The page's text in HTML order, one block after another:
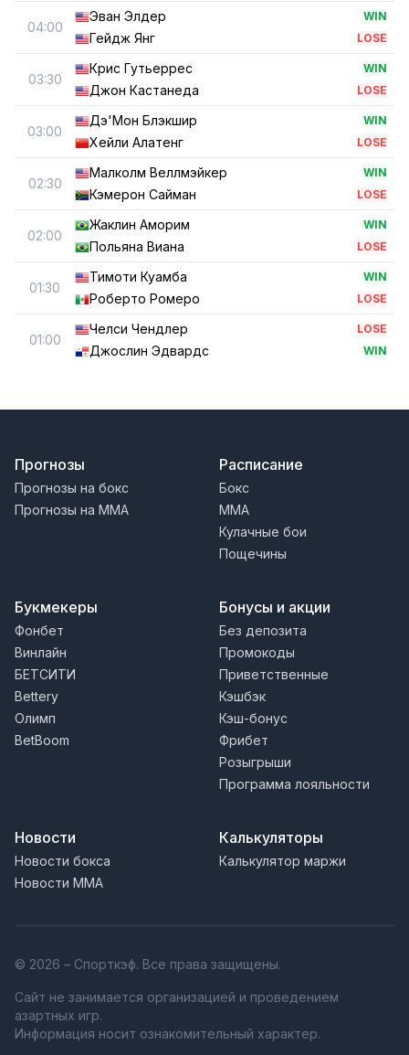
04:00
Эван Элдер WIN
Гейдж Янг LOSE
03:30
Крис Гутьеррес WIN
Джон Кастанеда LOSE
03:00
Дэ'Мон Блэкшир WIN
Хейли Алатенг LOSE
02:30
Малколм Веллмэйкер WIN
Кэмерон Сайман LOSE
02:00
Жаклин Аморим WIN
Польяна Виана LOSE
01:30
Тимоти Куамба WIN
Роберто Ромеро LOSE
01:00
Челси Чендлер LOSE
Джослин Эдвардс WIN
Прогнозы
Прогнозы на бокс
Прогнозы на MMA
Расписание
Бокс
MMA
Кулачные бои
Пощечины
Букмекеры
Фонбет
Винлайн
БЕТСИТИ
Bettery
Олимп
BetBoom
Бонусы и акции
Без депозита
Промокоды
Приветственные
Кэшбэк
Кэш-бонус
Фрибет
Розыгрыши
Программа лояльности
Новости
Новости бокса
Новости MMA
Калькуляторы
Калькулятор маржи
© 2026 – Спорткэф. Все права защищены.
Сайт не занимается организацией и проведением
азартных игр.
Информация носит ознакомительный характер.